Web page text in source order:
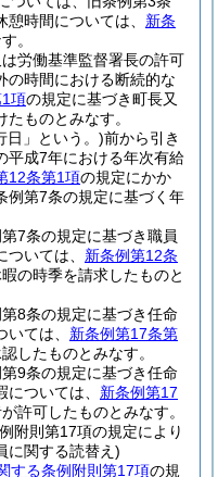
時間については、 新条
。
労働基準監督署長の許可
の時間における断続的な
項の規定に基づき町長又
ものとみなす。
日」という。)前から引き
平成7年における年次有給
12条第1項の規定にかか
例第7条の規定に基づく年
7条の規定に基づき職員
いては、 新条例第12条
の時季を請求したものと
8条の規定に基づき任命
ては、 新条例第17条第
したものとみなす。
9条の規定に基づき任命
ついては、 新条例第17
許可したものとみなす。
附則第17項の規定により
に関する読替え)
する条例附則第17項の規